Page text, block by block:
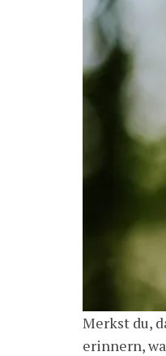
Merkst du,
erinnern,